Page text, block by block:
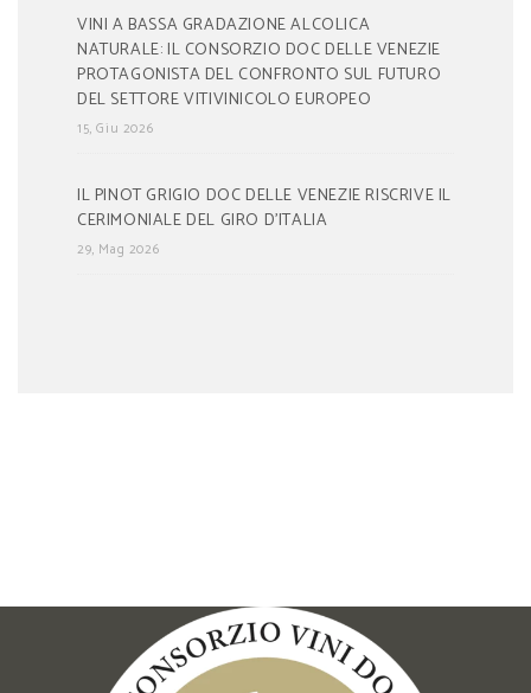
VINI A BASSA GRADAZIONE ALCOLICA
NATURALE: IL CONSORZIO DOC DELLE VENEZIE
PROTAGONISTA DEL CONFRONTO SUL FUTURO
DEL SETTORE VITIVINICOLO EUROPEO
15, Giu 2026
IL PINOT GRIGIO DOC DELLE VENEZIE RISCRIVE IL
CERIMONIALE DEL GIRO D’ITALIA
29, Mag 2026